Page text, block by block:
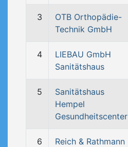
3
OTB Orthopädie-
Technik GmbH
4
LIEBAU GmbH
Sanitätshaus
5
Sanitätshaus
Hempel
Gesundheitscenter
6
Reich & Rathmann